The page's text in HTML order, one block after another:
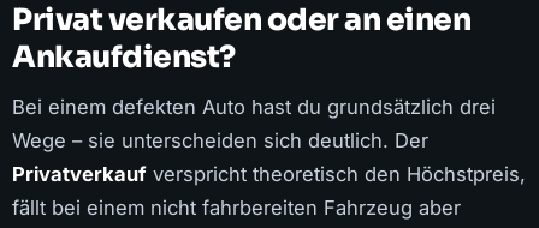
Privat verkaufen oder an einen
Ankaufdienst?
Bei einem defekten Auto hast du grundsätzlich drei
Wege – sie unterscheiden sich deutlich. Der
Privatverkauf verspricht theoretisch den Höchstpreis,
fällt bei einem nicht fahrbereiten Fahrzeug aber